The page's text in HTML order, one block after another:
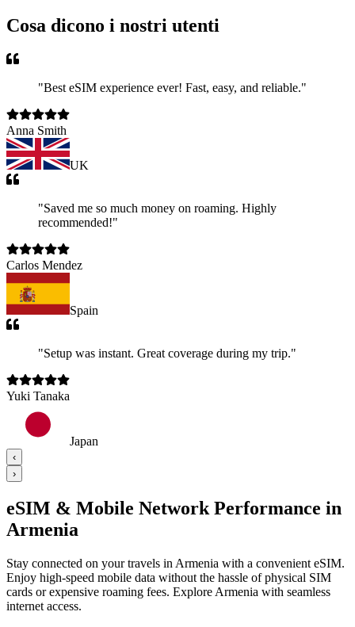
Cosa dicono i nostri utenti
"Best eSIM experience ever! Fast, easy, and reliable."
Anna Smith
UK
"Saved me so much money on roaming. Highly
recommended!"
Carlos Mendez
Spain
"Setup was instant. Great coverage during my trip."
Yuki Tanaka
Japan
‹
›
eSIM & Mobile Network Performance in
Armenia
Stay connected on your travels in Armenia with a convenient eSIM.
Enjoy high-speed mobile data without the hassle of physical SIM
cards or expensive roaming fees. Explore Armenia with seamless
internet access.